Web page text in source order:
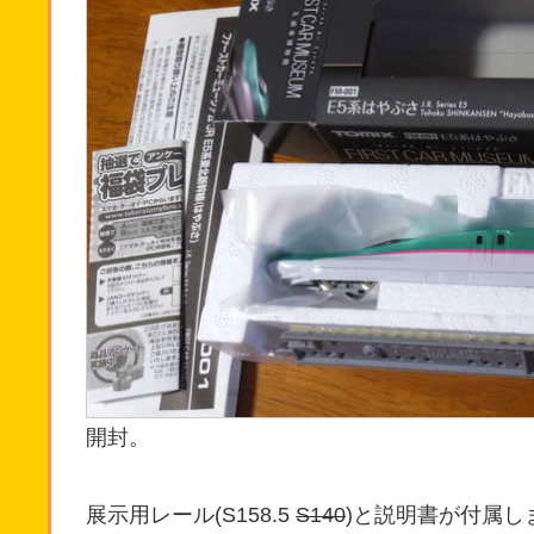
開封。
展示用レール(S158.5 S140)と説明書が付属し